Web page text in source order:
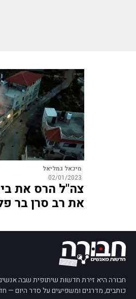
מיכאל גמליאל
02/01/2023
צה"ל הרס את
את רב סרן בר
חבורה היא זירת חדשות שיתופית שבה
כותבים, מדרגים ומשפיעים על סדר היום —